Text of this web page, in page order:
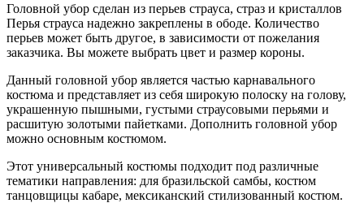
Головной убор сделан из перьев страуса, страз и кристаллов
Перья страуса надежно закреплены в ободе. Количество
перьев может быть другое, в зависимости от пожелания
заказчика. Вы можете выбрать цвет и размер короны.
Данный головной убор является частью карнавального
костюма и представляет из себя широкую полоску на голову,
украшенную пышными, густыми страусовыми перьями и
расшитую золотыми пайетками. Дополнить головной убор
можно основным костюмом.
Этот универсальный костюмы подходит под различные
тематики направления: для бразильской самбы, костюм
танцовщицы кабаре, мексиканский стилизованный костюм.